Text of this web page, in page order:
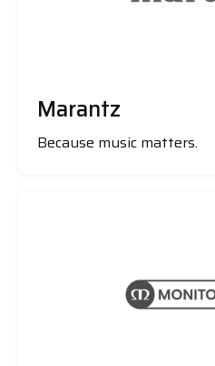
Marantz
Because music matters.